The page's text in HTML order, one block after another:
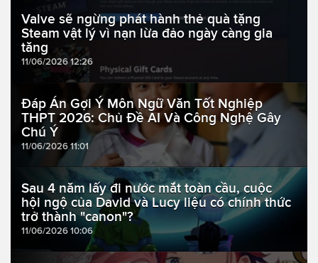
Valve sẽ ngừng phát hành thẻ quà tặng
Steam vật lý vì nạn lừa đảo ngày càng gia
tăng
11/06/2026 12:26
Đáp Án Gợi Ý Môn Ngữ Văn Tốt Nghiệp
THPT 2026: Chủ Đề AI Và Công Nghệ Gây
Chú Ý
11/06/2026 11:01
Sau 4 năm lấy đi nước mắt toàn cầu, cuộc
hội ngộ của David và Lucy liệu có chính thức
trở thành "canon"?
11/06/2026 10:06